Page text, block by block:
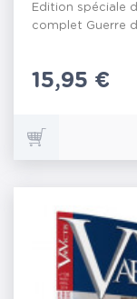
Edition spéciale
complet Guerre
Prix
15,95 €